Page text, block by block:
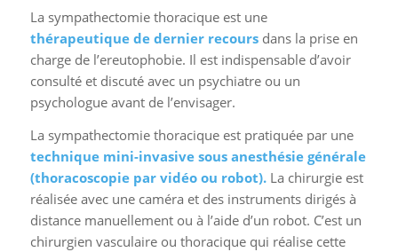
La sympathectomie thoracique est une
thérapeutique de dernier recoursdans la prise en
charge de l’ereutophobie. Il est indispensable d’avoir
consulté et discuté avec un psychiatre ou un
psychologue avant de l’envisager.
La sympathectomie thoracique est pratiquée par une
technique mini-invasive sous anesthésie générale
(thoracoscopie par vidéo ou robot).La chirurgie est
réalisée avec une caméra et des instruments dirigés à
distance manuellement ou à l’aide d’un robot. C’est un
chirurgien vasculaire ou thoracique qui réalise cette